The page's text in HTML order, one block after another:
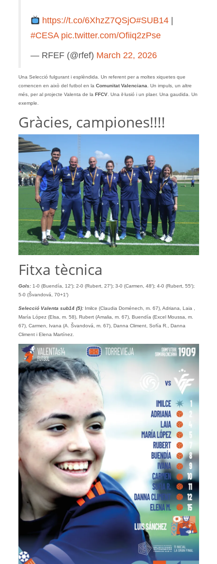
https://t.co/6XhzZ7QSjO#SUB14 |
#CESA pic.twitter.com/Ofiiq2zPse
— RFEF (@rfef) March 22, 2026
Una Selecció fulgurant i esplèndida. Un referent per a moltes xiquetes que
comencen en això del futbol en la Comunitat Valenciana . Un impuls, un altre
més, per al projecte Valenta de la FFCV. Una il·lusió i un plaer. Una gaudida. Un
exemple.
Gràcies, campiones!!!!
Fitxa tècnica
Gols:1-0 (Buendía, 12′); 2-0 (Rubert, 27′); 3-0 (Carmen, 48′); 4-0 (Rubert, 55′);
5-0 (Švandová, 70+1′)
Selecció Valenta sub14 (5):Imilce (Claudia Doménech, m. 67), Adriana, Laia ,
María López (Elsa, m. 58), Rubert (Amalia, m. 67), Buendía (Excel Moussa, m.
67), Carmen, Ivana (A. Švandová, m. 67), Danna Climent, Sofía R., Danna
Climent i Elena Martínez.